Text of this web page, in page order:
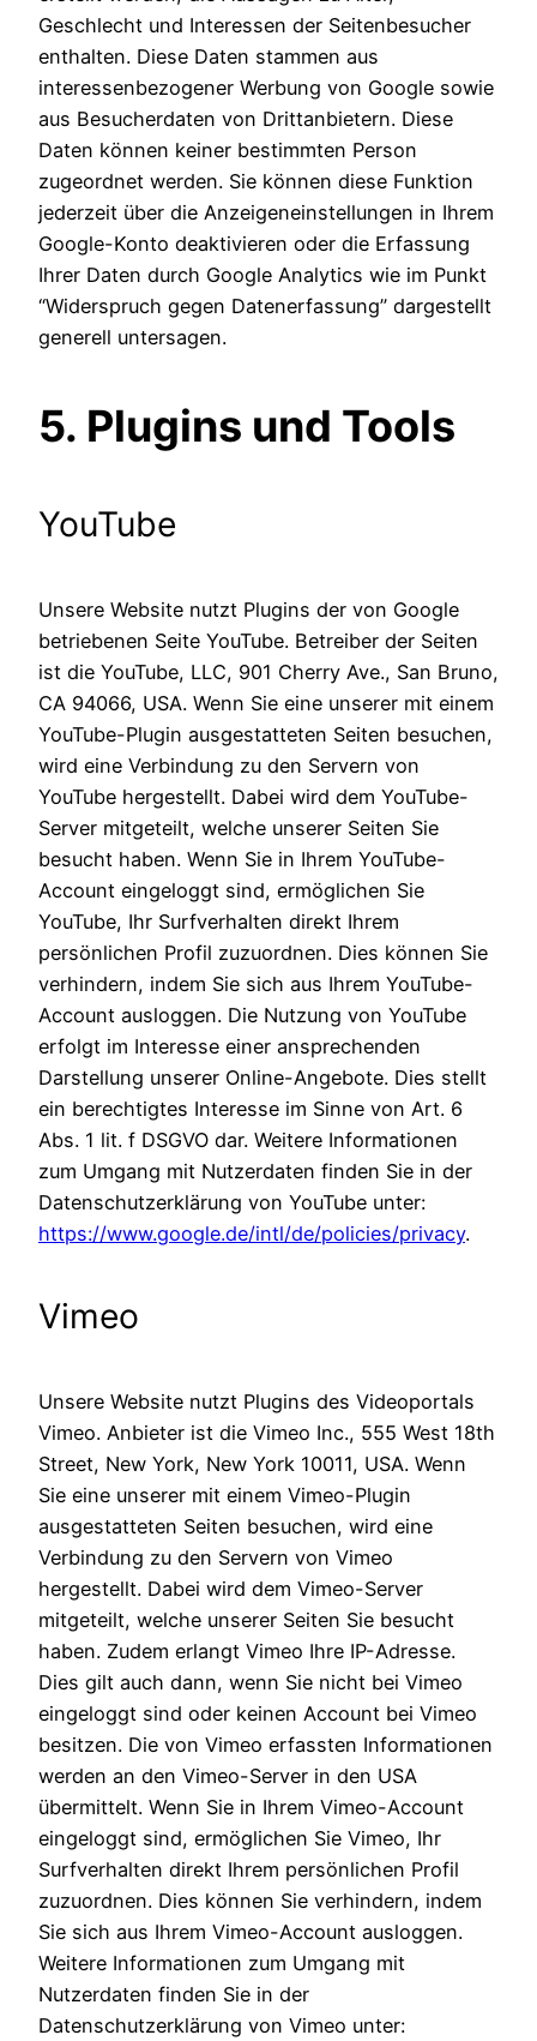
Geschlecht und Interessen der Seitenbesucher
enthalten. Diese Daten stammen aus
interessenbezogener Werbung von Google sowie
aus Besucherdaten von Drittanbietern. Diese
Daten können keiner bestimmten Person
zugeordnet werden. Sie können diese Funktion
jederzeit über die Anzeigeneinstellungen in Ihrem
Google-Konto deaktivieren oder die Erfassung
Ihrer Daten durch Google Analytics wie im Punkt
“Widerspruch gegen Datenerfassung” dargestellt
generell untersagen.
5. Plugins und Tools
YouTube
Unsere Website nutzt Plugins der von Google
betriebenen Seite YouTube. Betreiber der Seiten
ist die YouTube, LLC, 901 Cherry Ave., San Bruno,
CA 94066, USA. Wenn Sie eine unserer mit einem
YouTube-Plugin ausgestatteten Seiten besuchen,
wird eine Verbindung zu den Servern von
YouTube hergestellt. Dabei wird dem YouTube-
Server mitgeteilt, welche unserer Seiten Sie
besucht haben. Wenn Sie in Ihrem YouTube-
Account eingeloggt sind, ermöglichen Sie
YouTube, Ihr Surfverhalten direkt Ihrem
persönlichen Profil zuzuordnen. Dies können Sie
verhindern, indem Sie sich aus Ihrem YouTube-
Account ausloggen. Die Nutzung von YouTube
erfolgt im Interesse einer ansprechenden
Darstellung unserer Online-Angebote. Dies stellt
ein berechtigtes Interesse im Sinne von Art. 6
Abs. 1 lit. f DSGVO dar. Weitere Informationen
zum Umgang mit Nutzerdaten finden Sie in der
Datenschutzerklärung von YouTube unter:
https://www.google.de/intl/de/policies/privacy.
Vimeo
Unsere Website nutzt Plugins des Videoportals
Vimeo. Anbieter ist die Vimeo Inc., 555 West 18th
Street, New York, New York 10011, USA. Wenn
Sie eine unserer mit einem Vimeo-Plugin
ausgestatteten Seiten besuchen, wird eine
Verbindung zu den Servern von Vimeo
hergestellt. Dabei wird dem Vimeo-Server
mitgeteilt, welche unserer Seiten Sie besucht
haben. Zudem erlangt Vimeo Ihre IP-Adresse.
Dies gilt auch dann, wenn Sie nicht bei Vimeo
eingeloggt sind oder keinen Account bei Vimeo
besitzen. Die von Vimeo erfassten Informationen
werden an den Vimeo-Server in den USA
übermittelt. Wenn Sie in Ihrem Vimeo-Account
eingeloggt sind, ermöglichen Sie Vimeo, Ihr
Surfverhalten direkt Ihrem persönlichen Profil
zuzuordnen. Dies können Sie verhindern, indem
Sie sich aus Ihrem Vimeo-Account ausloggen.
Weitere Informationen zum Umgang mit
Nutzerdaten finden Sie in der
Datenschutzerklärung von Vimeo unter: